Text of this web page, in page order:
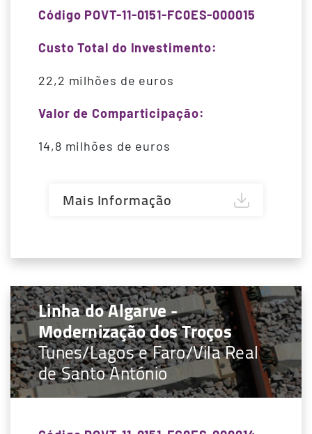
Código POVT-11-0151-FC0ES-000015
Custo Total do Investimento:
22,2 milhões de euros
Valor de Comparticipação:
14,8 milhões de euros
Mais Informação
Linha do Algarve -
Modernização dos Troços
Tunes/Lagos e Faro/Vila Real
de Santo António